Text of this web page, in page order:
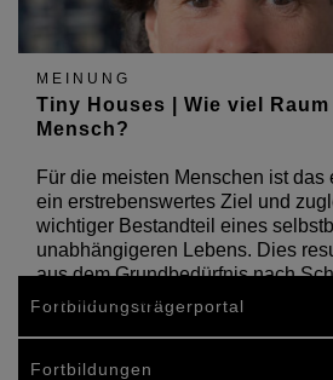
MEINUNG
Tiny Houses | Wie viel
Mensch?
Für die meisten Menschen ist das
ein erstrebenswertes Ziel und
wichtiger Bestandteil eines
unabhängigeren Lebens. Dies
aus dem Grundbedürfnis nach
Wohnen in den…
Fortbildungsträgerportal
Fortbildungen